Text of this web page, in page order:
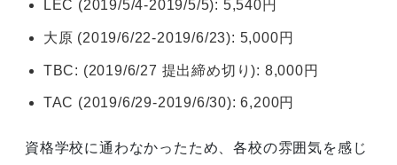
LEC (2019/5/4-2019/5/5): 5,540円
大原 (2019/6/22-2019/6/23): 5,000円
TBC: (2019/6/27 提出締め切り): 8,000円
TAC (2019/6/29-2019/6/30): 6,200円
資格学校に通わなかったため、各校の雰囲気を感じ